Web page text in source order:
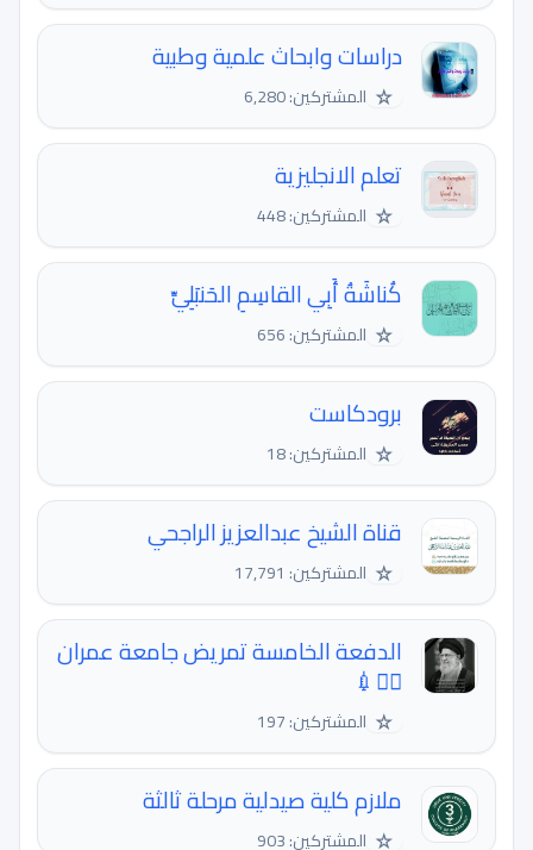
دراسات وابحاث علمية وطبية
☆ المشتركين: 6,280
تعلم الانجليزية
☆ المشتركين: 448
كُناشَةُ أَبِي القاسِمِ الحَنبَلِيِّ
☆ المشتركين: 656
برودكاست
☆ المشتركين: 18
قناة الشيخ عبدالعزيز الراجحي
☆ المشتركين: 17,791
الدفعة الخامسة تمريض جامعة عمران
🧑‍⚕💉
☆ المشتركين: 197
ملازم كلية صيدلية مرحلة ثالثة
☆ المشتركين: 903